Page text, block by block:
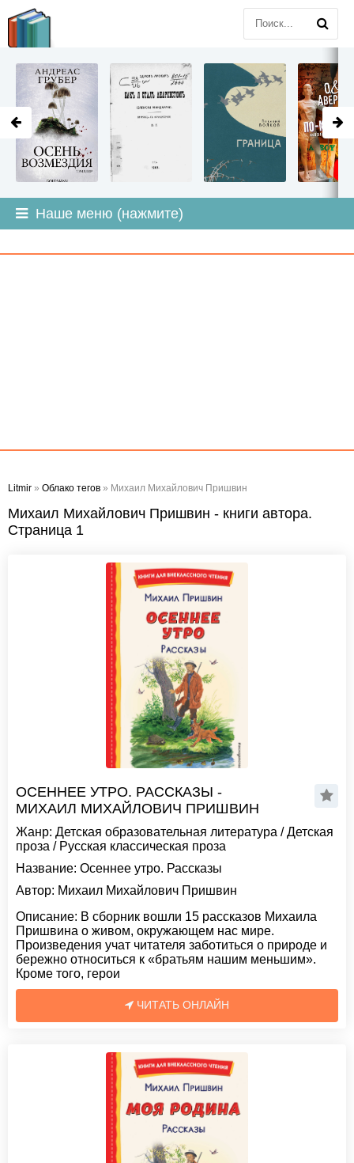
Наше меню (нажмите)
Litmir » Облако тегов » Михаил Михайлович Пришвин
Михаил Михайлович Пришвин - книги автора.
Страница 1
ОСЕННЕЕ УТРО. РАССКАЗЫ -
МИХАИЛ МИХАЙЛОВИЧ ПРИШВИН
Жанр: Детская образовательная литература /Детская
проза / Русская классическая проза
Название: Осеннее утро. Рассказы
Автор: Михаил Михайлович Пришвин
Описание: В сборник вошли 15 рассказов Михаила
Пришвина о живом, окружающем нас мире.
Произведения учат читателя заботиться о природе и
бережно относиться к «братьям нашим меньшим».
Кроме того, герои
ЧИТАТЬ ОНЛАЙН
LITMIR.ORG